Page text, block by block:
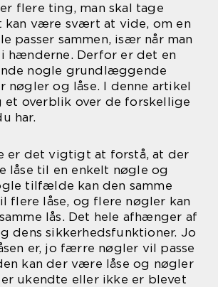
flere ting, man skal tage
kan være svært at vide, om en
passer sammen, især når man
hænderne. Derfor er det en
nogle grundlæggende
nøgler og låse. I denne artikel
overblik over de forskellige
har.
er det vigtigt at forstå, at der
låse til en enkelt nøgle og
tilfælde kan den samme
flere låse, og flere nøgler kan
lås. Det hele afhænger af
dens sikkerhedsfunktioner. Jo
er, jo færre nøgler vil passe
kan der være låse og nøgler
ukendte eller ikke er blevet